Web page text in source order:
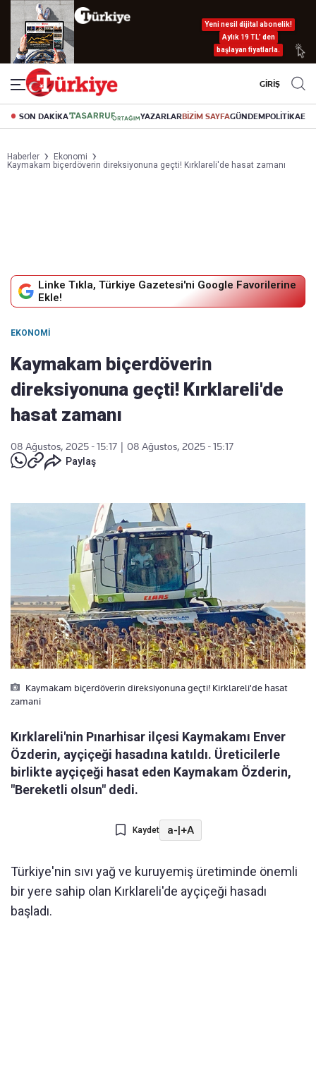
Yeni nesil dijital abonelik!
Aylık 19 TL’ den
başlayan fiyatlarla.
GİRİŞ
SON DAKİKA YAZARLARBİZİM SAYFAGÜNDEMPOLİTİKA
Haberler
Ekonomi
Kaymakam biçerdöverin direksiyonuna geçti! Kırklareli'de hasat zamanı
Linke Tıkla, Türkiye Gazetesi'ni Google Favorilerine
Ekle!
EKONOMI
Kaymakam biçerdöverin
direksiyonuna geçti! Kırklareli'de
hasat zamanı
08 Ağustos, 2025 - 15:17
08 Ağustos, 2025 - 15:17
Paylaş
Kaymakam biçerdöverin direksiyonuna geçti! Kirklareli'de hasat
zamani
Kırklareli'nin Pınarhisar ilçesi Kaymakamı Enver
Özderin, ayçiçeği hasadına katıldı. Üreticilerle
birlikte ayçiçeği hasat eden Kaymakam Özderin,
"Bereketli olsun" dedi.
Kaydet a-|+A
Türkiye'nin sıvı yağ ve kuruyemiş üretiminde önemli
bir yere sahip olan Kırklareli'de ayçiçeği hasadı
başladı.